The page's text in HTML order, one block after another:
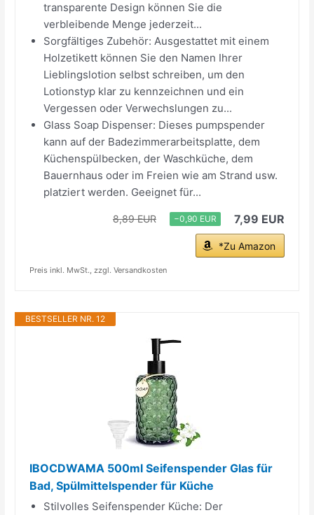
transparente Design können Sie die
verbleibende Menge jederzeit...
Sorgfältiges Zubehör: Ausgestattet mit einem
Holzetikett können Sie den Namen Ihrer
Lieblingslotion selbst schreiben, um den
Lotionstyp klar zu kennzeichnen und ein
Vergessen oder Verwechslungen zu...
Glass Soap Dispenser: Dieses pumpspender
kann auf der Badezimmerarbeitsplatte, dem
Küchenspülbecken, der Waschküche, dem
Bauernhaus oder im Freien wie am Strand usw.
platziert werden. Geeignet für...
8,89 EUR −0,90 EUR 7,99 EUR
*Zu Amazon
Preis inkl. MwSt., zzgl. Versandkosten
BESTSELLER NR. 12
IBOCDWAMA 500ml Seifenspender Glas für
Bad, Spülmittelspender für Küche
Stilvolles Seifenspender Küche: Der